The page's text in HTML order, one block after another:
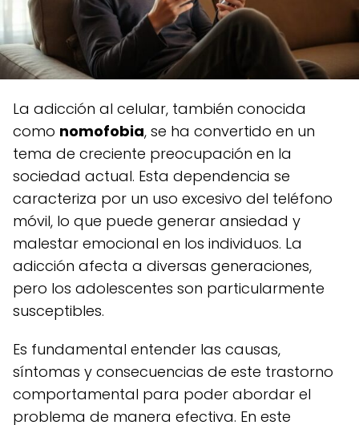
La adicción al celular, también conocida
como nomofobia, se ha convertido en un
tema de creciente preocupación en la
sociedad actual. Esta dependencia se
caracteriza por un uso excesivo del teléfono
móvil, lo que puede generar ansiedad y
malestar emocional en los individuos. La
adicción afecta a diversas generaciones,
pero los adolescentes son particularmente
susceptibles.
Es fundamental entender las causas,
síntomas y consecuencias de este trastorno
comportamental para poder abordar el
problema de manera efectiva. En este